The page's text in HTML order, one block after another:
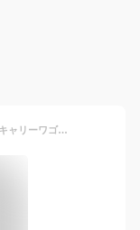
【楽天1位】FIELDOOR アウトドアワゴン キャリーワゴン 大容量 178L 極太タイヤ 折りたたみ コンパクト収納 耐荷重150kg ワイルドマルチキャリー スマートタフロング アウトドア キャンプ 簡単 台車 アウトドアキャリー キャリーカート 荷物 1年保証 ■[送料無料]